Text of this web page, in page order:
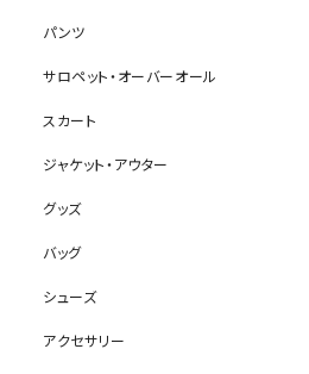
パンツ
サロペット・オーバーオール
スカート
ジャケット・アウター
グッズ
バッグ
シューズ
アクセサリー